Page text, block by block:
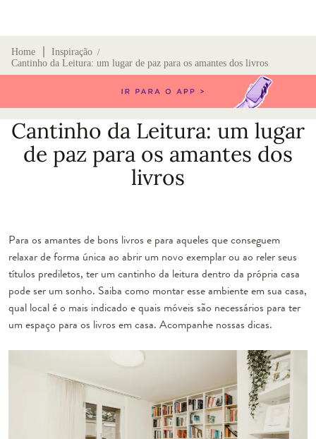
Home Inspiração /
Cantinho da Leitura: um lugar de paz para os amantes dos livros
Cantinho da Leitura: um lugar
de paz para os amantes dos
livros
Para os amantes de bons livros e para aqueles que conseguem
relaxar de forma única ao abrir um novo exemplar ou ao reler seus
títulos prediletos, ter um cantinho da leitura dentro da própria casa
pode ser um sonho. Saiba como montar esse ambiente em sua casa,
qual local é o mais indicado e quais móveis são necessários para ter
um espaço para os livros em casa. Acompanhe nossas dicas.